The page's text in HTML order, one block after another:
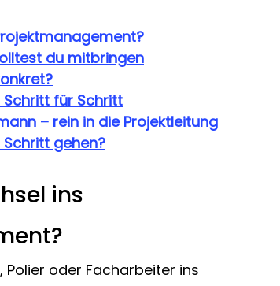
du mitbringen
Schritt für Schritt
– rein in die Projektleitung
gehen?
ins
Polier oder Facharbeiter ins